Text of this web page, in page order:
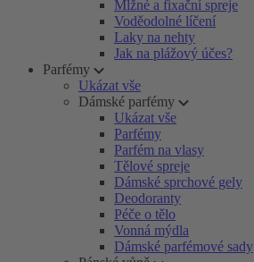
Mlžné a fixační spreje
Voděodolné líčení
Laky na nehty
Jak na plážový účes?
Parfémy
Ukázat vše
Dámské parfémy
Ukázat vše
Parfémy
Parfém na vlasy
Tělové spreje
Dámské sprchové gely
Deodoranty
Péče o tělo
Vonná mýdla
Dámské parfémové sady